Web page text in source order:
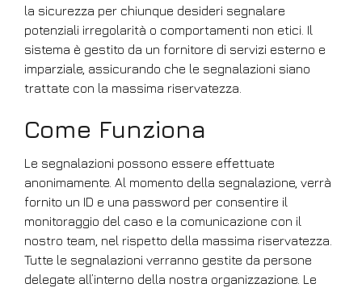
la sicurezza per chiunque desideri segnalare
potenziali irregolarità o comportamenti non etici. Il
sistema è gestito da un fornitore di servizi esterno e
imparziale, assicurando che le segnalazioni siano
trattate con la massima riservatezza.
Come Funziona
Le segnalazioni possono essere effettuate
anonimamente. Al momento della segnalazione, verrà
fornito un ID e una password per consentire il
monitoraggio del caso e la comunicazione con il
nostro team, nel rispetto della massima riservatezza.
Tutte le segnalazioni verranno gestite da persone
delegate all’interno della nostra organizzazione. Le